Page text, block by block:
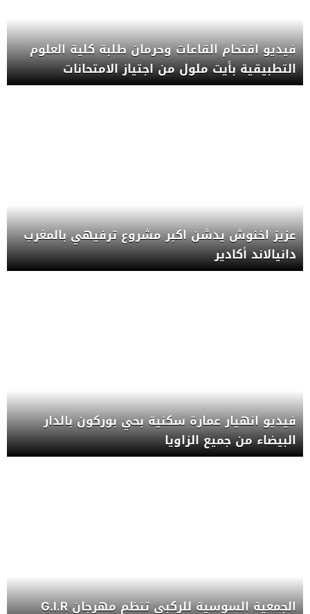
فيديو اقتحام القاعات وحرمان طلبة كلية العلوم
التطبيقية بأيت ملول من اجتياز الامتحانات
عزيز اخنوش يدشن اكبر مشروع ترفيهي بالمغرب
دانيالاند أكادير
فيديو انهيار عمارة سكنية بحي بوركون بالدار
البيضاء من جميع الزاويا
الجمعية السوسية للركبي تنظم مهرجان G.I.R